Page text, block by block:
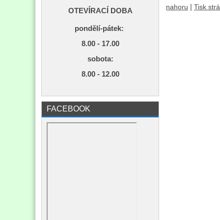
nahoru Tisk
OTEVÍRACÍ DOBA
pondělí-pátek:
8.00 - 17.00
sobota:
8.00 - 12.00
FACEBOOK